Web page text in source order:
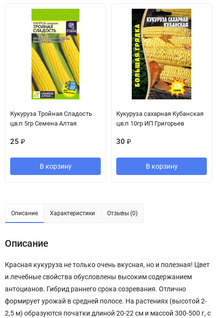
Кукуруза Тройная Сладость
цв.п 5гр Семена Алтая
25 ₽
В корзину
Кукуруза сахарная Кубанская
цв.п 10гр ИП Григорьев
30 ₽
В корзину
Описание Характеристики Отзывы (0)
Описание
Красная кукуруза не только очень вкусная, но и полезная! Цвет
и лечебные свойства обусловлены высоким содержанием
антоцианов. Гибрид раннего срока созревания. Отлично
формирует урожай в средней полосе. На растениях (высотой 2-
2,5 м) образуются початки длиной 20-22 см и массой 300-500 г, с